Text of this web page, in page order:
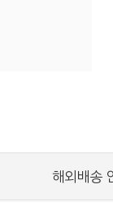
해외배송